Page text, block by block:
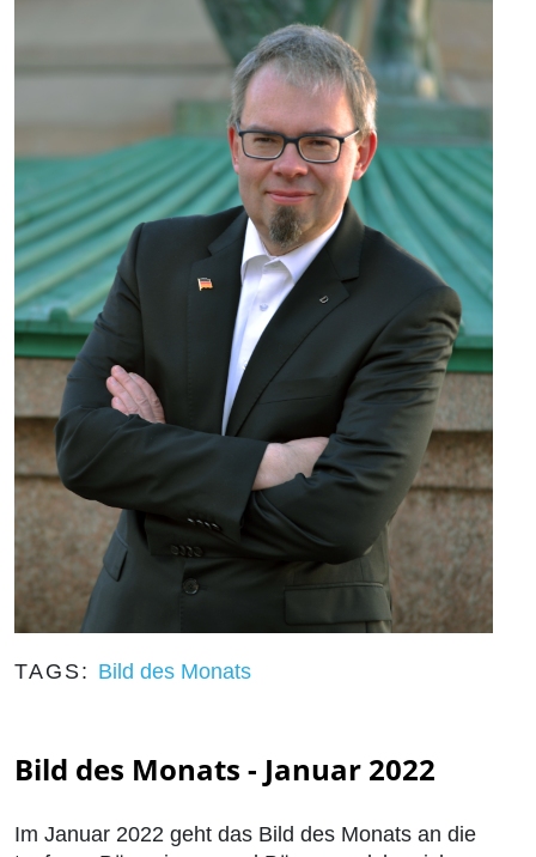
TAGS: Bild des Monats
Bild des Monats - Januar 2022
Im Januar 2022 geht das Bild des Monats an die